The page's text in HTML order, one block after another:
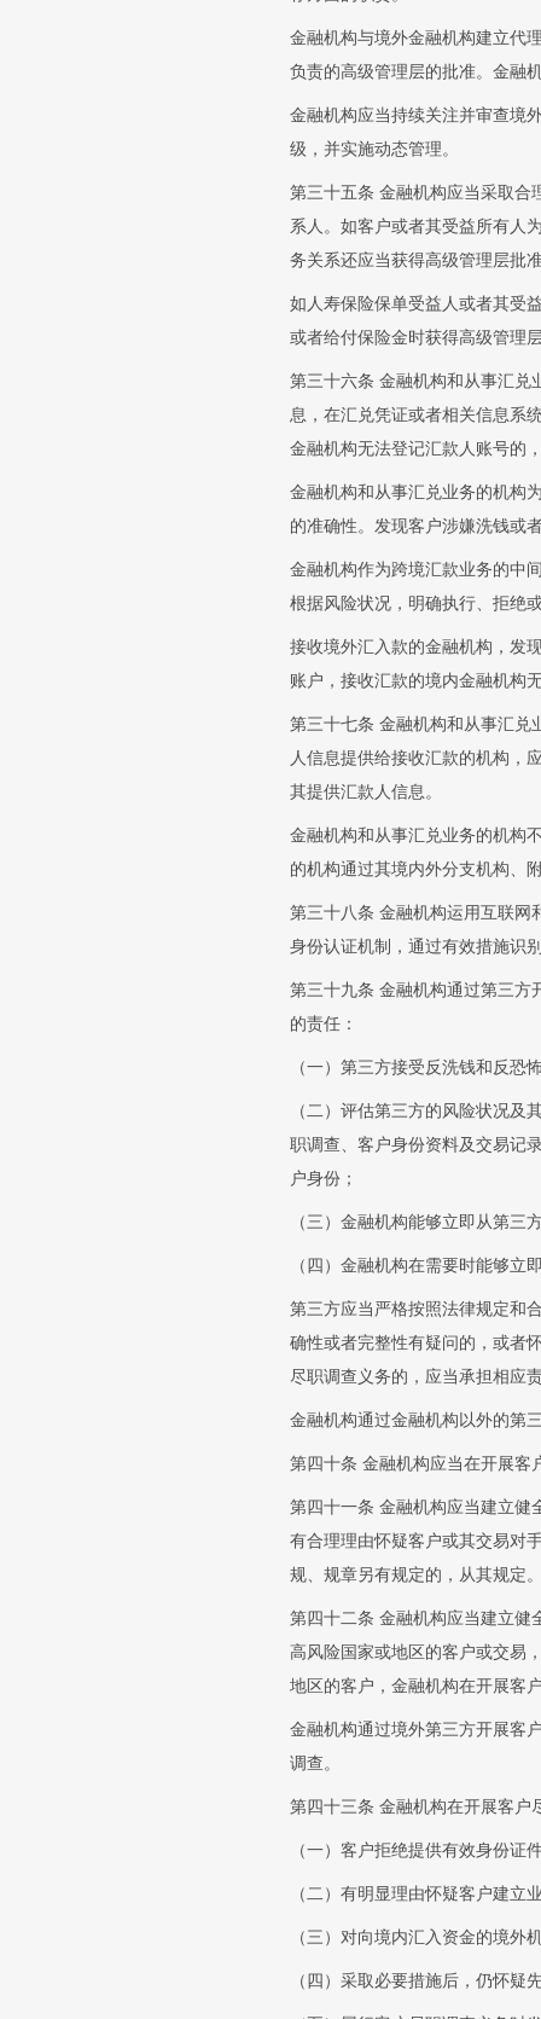
金融机构与境外金融机构建立代
负责的高级管理层的批准。金融
金融机构应当持续关注并审查境
级，并实施动态管理。
第三十五条 金融机构应当采取合
系人。如客户或者其受益所有人
务关系还应当获得高级管理层批
如人寿保险保单受益人或者其受
或者给付保险金时获得高级管理
第三十六条 金融机构和从事汇兑
息，在汇兑凭证或者相关信息系
金融机构无法登记汇款人账号的
金融机构和从事汇兑业务的机构
的准确性。发现客户涉嫌洗钱或
金融机构作为跨境汇款业务的中
根据风险状况，明确执行、拒绝
接收境外汇入款的金融机构，发
账户，接收汇款的境内金融机构
第三十七条 金融机构和从事汇兑
人信息提供给接收汇款的机构，
其提供汇款人信息。
金融机构和从事汇兑业务的机构
的机构通过其境内外分支机构、
第三十八条 金融机构运用互联网
身份认证机制，通过有效措施识
第三十九条 金融机构通过第三方
的责任：
（一）第三方接受反洗钱和反恐
（二）评估第三方的风险状况
职调查、客户身份资料及交易记
户身份；
（三）金融机构能够立即从第三
（四）金融机构在需要时能够
第三方应当严格按照法律规定和
确性或者完整性有疑问的，或者
尽职调查义务的，应当承担相应
金融机构通过金融机构以外的第
第四十条 金融机构应当在开展客
第四十一条 金融机构应当建立健
有合理理由怀疑客户或其交易对
规、规章另有规定的，从其规定
第四十二条 金融机构应当建立健
高风险国家或地区的客户或交易
地区的客户，金融机构在开展客
金融机构通过境外第三方开展客
调查。
第四十三条 金融机构在开展客户
（一）客户拒绝提供有效身份证
（二）有明显理由怀疑客户建
（三）对向境内汇入资金的境
（四）采取必要措施后，仍怀